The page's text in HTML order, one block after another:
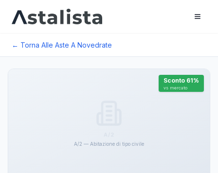
← Torna Alle Aste A Novedrate
A/2 — Abitazione di tipo civile
Sconto 61%
vs mercato